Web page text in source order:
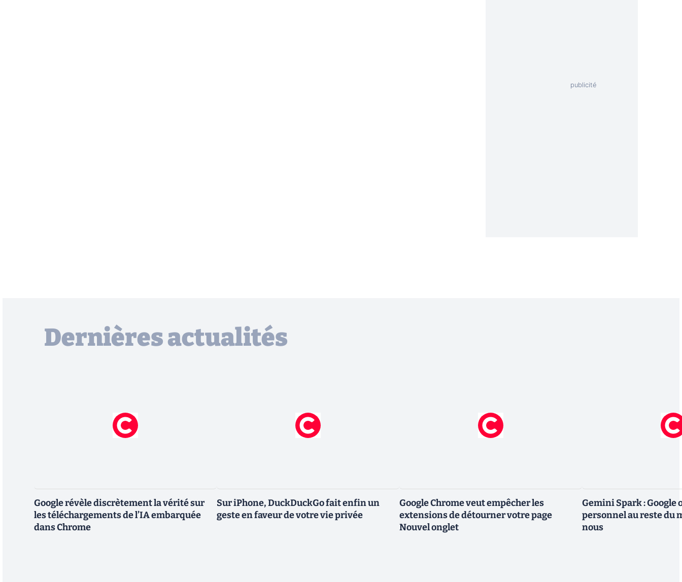
Dernières actualités
Google révèle discrètement la vérité sur
les téléchargements de l’IA embarquée
dans Chrome
Sur iPhone, DuckDuckGo fait enfin un
geste en faveur de votre vie privée
Google Chrome veut empêcher les
extensions de détourner votre page
Nouvel onglet
Gemini Spark : Google
personnel au reste du
nous